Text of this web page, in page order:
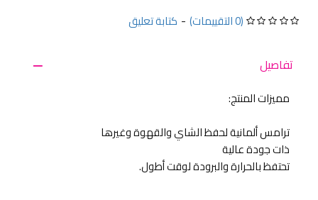
(0 التقييمات) - كتابة تعليق
تفاصيل
مميزات المنتج:
ترامس ألمانية لحفظ الشاي والقهوة وغيرها
ذات جودة عالية
تحتفظ بالحرارة والبرودة لوقت أطول.